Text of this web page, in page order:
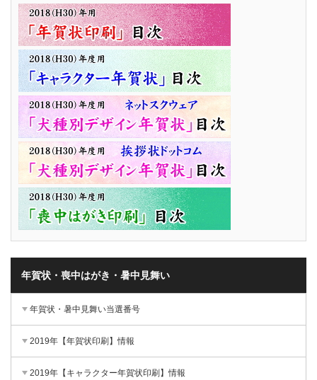
年賀状・喪中はがき・暑中見舞い
年賀状・暑中見舞い当選番号
2019年【年賀状印刷】情報
2019年【キャラクター年賀状印刷】情報